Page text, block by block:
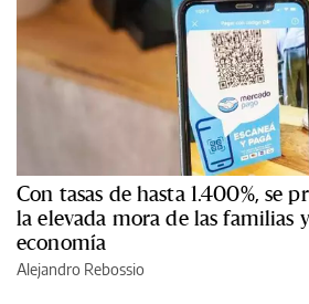
Con tasas de hasta 1.400%, se
la elevada mora de las familias
economía
Alejandro Rebossio